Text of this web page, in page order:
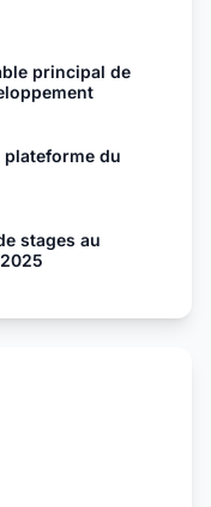
principal de
du
stages au